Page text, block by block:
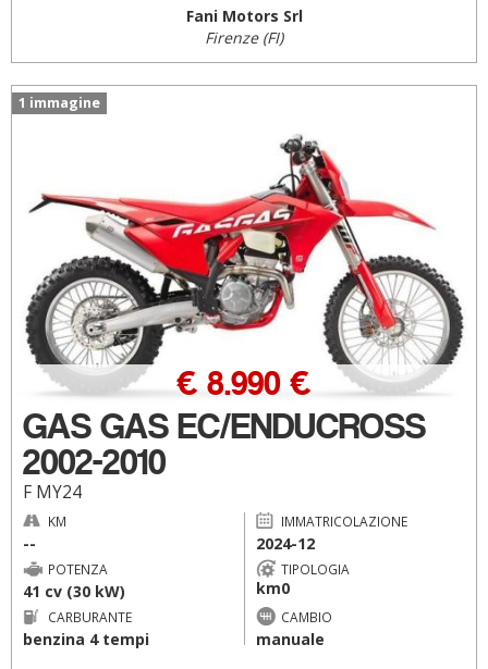
Fani Motors Srl
Firenze (FI)
1 immagine
GAS GAS EC/ENDUCROSS
2002-2010
F MY24
€ 8.990 €
KM
--
IMMATRICOLAZIONE
2024-12
POTENZA
41 cv (30 kW)
TIPOLOGIA
km0
CARBURANTE
benzina 4 tempi
CAMBIO
manuale